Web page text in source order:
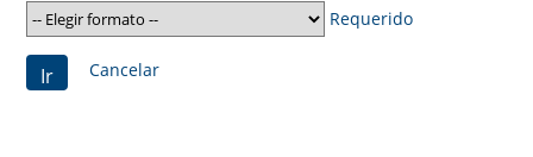
Requerido
Cancelar